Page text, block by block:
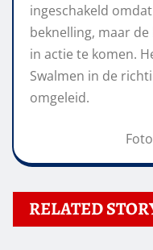
ingeschakeld
beknelling, maar
in actie te komen.
Swalmen in de
omgeleid.
RELATED